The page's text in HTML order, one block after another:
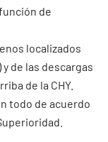
de
localizados
de las descargas
de la CHY.
todo de acuerdo